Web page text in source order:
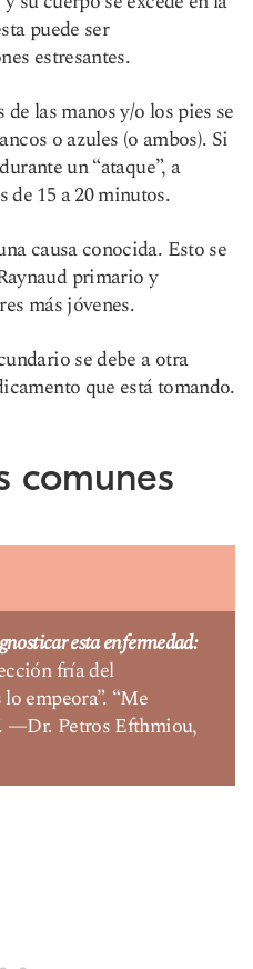
puede ser
estresantes.
las manos y/o los pies se
o azules (o ambos). Si
un “ataque”, a
de 15 a 20 minutos.
causa conocida. Esto se
primario y
más jóvenes.
se debe a otra
que está tomando.
comunes
esta enfermedad:
fría del
empeora”. “Me
—Dr. Petros Efthmiou,